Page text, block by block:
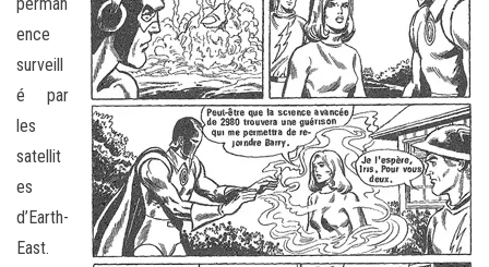
perman
ence
surveill
é par
les
satellit
es
d’Earth-
East.